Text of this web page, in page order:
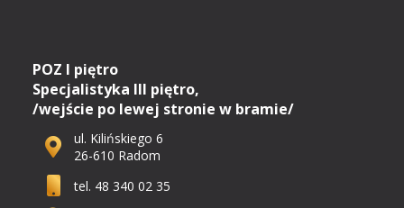
POZ I piętro
Specjalistyka III piętro,
/wejście po lewej stronie w bramie/
ul. Kilińskiego 6
26-610 Radom
tel. 48 340 02 35